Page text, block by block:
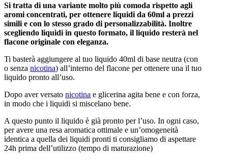
Si tratta di una variante molto più comoda rispetto agli
aromi concentrati, per ottenere liquidi da 60ml a prezzi
simili e con lo stesso grado di personalizzabilità. Inoltre
scegliendo liquidi in questo formato, il liquido resterà nel
flacone originale con eleganza.
Ti basterà aggiungere al tuo liquido 40ml di base neutra (con
o senza nicotina) all’interno del flacone per ottenere una il tuo
liquido pronto all’uso.
Dopo aver versato nicotina e glicerina agita bene e con forza,
in modo che i liquidi si miscelano bene.
A questo punto il liquido è già pronto per l’uso. In ogni caso,
per avere una resa aromatica ottimale e un’omogeneità
identica a quella dei liquidi pronti ti consigliamo di aspettare
24h prima dell’utilizzo (tempo di maturazione)